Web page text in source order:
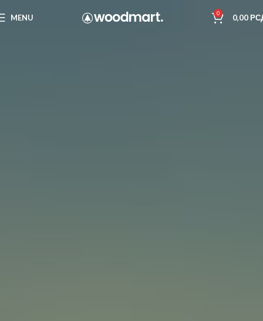
MENU 0 0,00